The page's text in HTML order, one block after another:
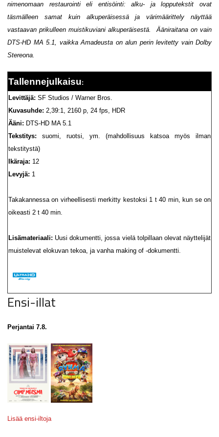
nimenomaan restaurointi eli entisöinti: alku- ja lopputekstit ovat
täsmälleen samat kuin alkuperäisessä ja värimäärittely näyttää
vastaavan prikulleen muistikuviani alkuperäisestä. Ääniraitana on vain
DTS-HD MA 5.1, vaikka Amadeusta on alun perin levitetty vain Dolby
Stereona.
Tallennejulkaisu:
Levittäjä: SF Studios / Warner Bros.
Kuvasuhde: 2,39:1, 2160 p, 24 fps, HDR
Ääni: DTS-HD MA 5.1
Tekstitys: suomi, ruotsi, ym. (mahdollisuus katsoa myös ilman
tekstitystä)
Ikäraja: 12
Levyjä: 1
Takakannessa on virheellisesti merkitty kestoksi 1 t 40 min, kun se on
oikeasti 2 t 40 min.
Lisämateriaali: Uusi dokumentti, jossa vielä tolpillaan olevat näyttelijät
muistelevat elokuvan tekoa, ja vanha making of -dokumentti.
Ensi-illat
Perjantai 7.8.
Lisää ensi-iltoja